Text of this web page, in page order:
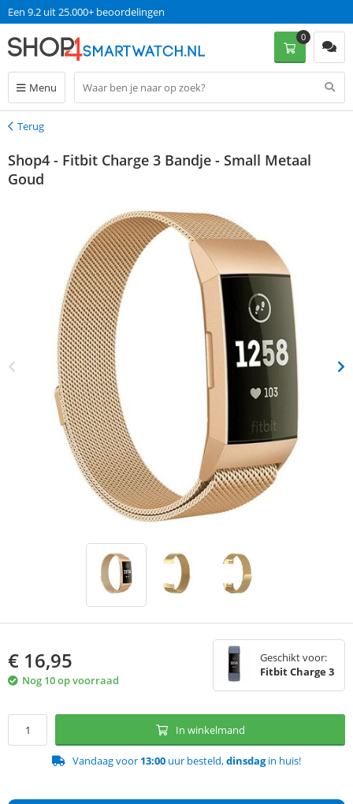
Een 9.2 uit 25.000+ beoordelingen
Menu
0
Terug
Terug
Shop4 - Fitbit Charge 3 Bandje - Small Metaal
Goud
€ 16,95
Nog 10 op voorraad
Geschikt voor:
Fitbit Charge 3
In winkelmand
Vandaag voor 13:00 uur besteld,dinsdagin huis!